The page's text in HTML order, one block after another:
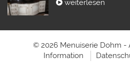
weiterlesen
© 2026 Menuiserie Dohm -
Information